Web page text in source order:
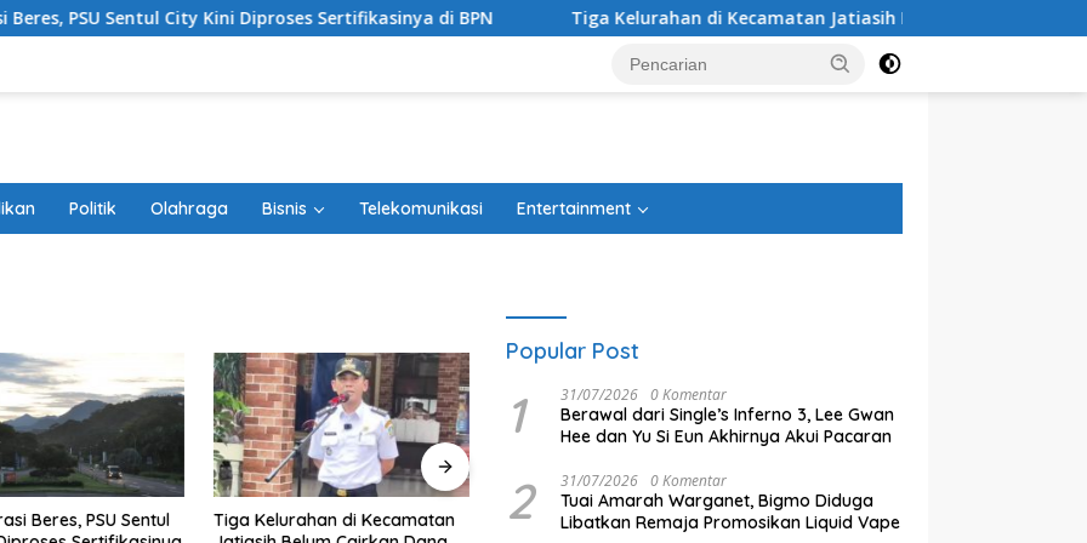
City Kini Diproses Sertifikasinya di BPN Tiga Kelurahan di Kecamatan Jatiasih Belum Cairkan Dana RW Bekasi
Politik Olahraga Bisnis Telekomunikasi Entertainment
Beres, PSU Sentul
Tiga Kelurahan di Kecamatan
Taklukkan Persib Bandung di
Yang Baru
Popular Post
1 31/07/2026 0 Komentar
Berawal dari Single’s Inferno 3, Lee Gwan
Hee dan Yu Si Eun Akhirnya Akui Pacaran
2 31/07/2026 0 Komentar
Tuai Amarah Warganet, Bigmo Diduga
Libatkan Remaja Promosikan Liquid Vape